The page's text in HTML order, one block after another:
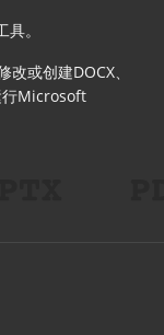
。
或创建DOCX、
行Microsoft